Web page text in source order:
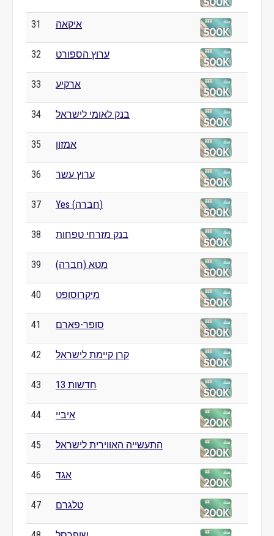
31 איקאה
32 ערוץ הספורט
33 ארקיע
34 בנק לאומי לישראל
35 אמזון
36 ערוץ עשר
37 Yes (חברה)
38 בנק מזרחי טפחות
39 מטא (חברה)
40 מיקרוסופט
41 סופר-פארם
42 קרן קיימת לישראל
43 חדשות 13
44 איביי
45 התעשייה האווירית לישראל
46 אגד
47 טלגרם